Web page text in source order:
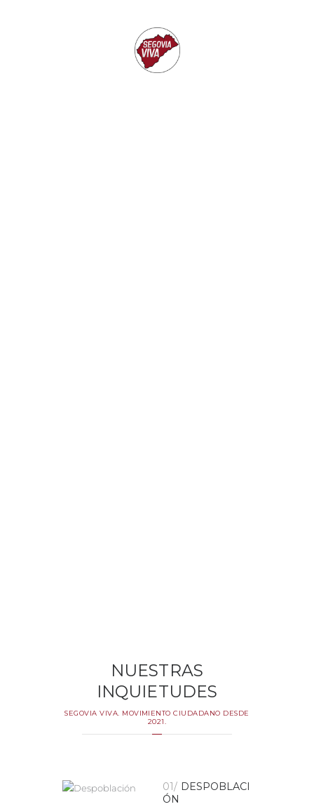
NUESTRAS
INQUIETUDES
SEGOVIA VIVA. MOVIMIENTO CIUDADANO DESDE
2021.
01/ DESPOBLACI
ÓN